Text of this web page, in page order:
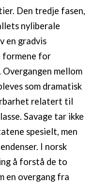
Den tredje fasen,
nyliberale
en gradvis
formene for
mellom
som dramatisk
relatert til
Savage tar ikke
spesielt, men
I norsk
å forstå de to
en overgang fra